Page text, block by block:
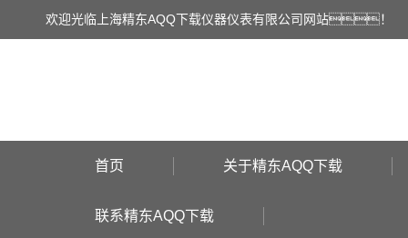
欢迎光临上海精东AQQ下载仪器仪表有限公司网站！
首页 关于精东AQQ下载
联系精东AQQ下载